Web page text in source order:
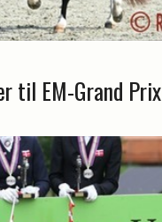
til EM-Grand Prix